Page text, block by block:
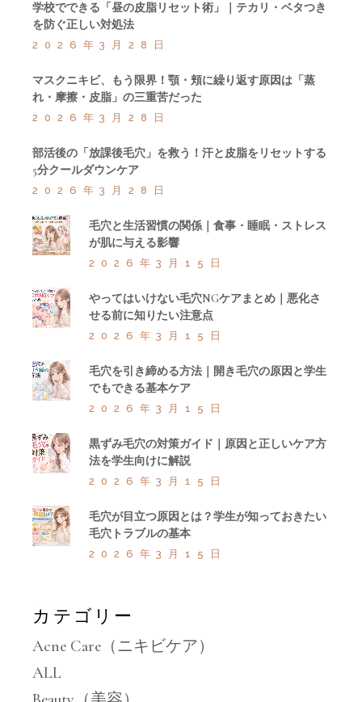
学校でできる「昼の皮脂リセット術」｜テカリ・ベタつき
を防ぐ正しい対処法
2026年3月28日
マスクニキビ、もう限界！顎・頬に繰り返す原因は「蒸
れ・摩擦・皮脂」の三重苦だった
2026年3月28日
部活後の「放課後毛穴」を救う！汗と皮脂をリセットする
5分クールダウンケア
2026年3月28日
毛穴と生活習慣の関係｜食事・睡眠・ストレス
が肌に与える影響
2026年3月15日
やってはいけない毛穴NGケアまとめ｜悪化さ
せる前に知りたい注意点
2026年3月15日
毛穴を引き締める方法｜開き毛穴の原因と学生
でもできる基本ケア
2026年3月15日
黒ずみ毛穴の対策ガイド｜原因と正しいケア方
法を学生向けに解説
2026年3月15日
毛穴が目立つ原因とは？学生が知っておきたい
毛穴トラブルの基本
2026年3月15日
カテゴリー
Acne Care（ニキビケア）
ALL